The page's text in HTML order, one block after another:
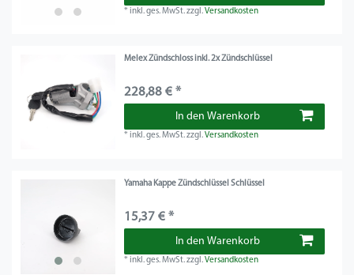
*inkl. ges. MwSt.zzgl.Versandkosten
Melex Zündschloss inkl. 2x Zündschlüssel
228,88 € *
In den Warenkorb
*inkl. ges. MwSt.zzgl.Versandkosten
Yamaha Kappe Zündschlüssel Schlüssel
15,37 € *
In den Warenkorb
*inkl. ges. MwSt.zzgl.Versandkosten